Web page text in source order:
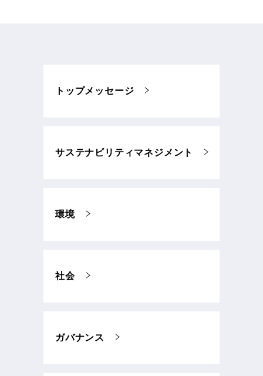
トップメッセージ
サステナビリティマネジメント
環境
社会
ガバナンス